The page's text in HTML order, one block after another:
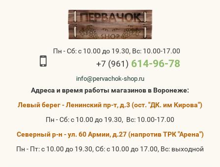
Пн - Сб: с 10.00 до 19.30, Вс: 10.00-17.00
+7 (961) 614-96-78
info@pervachok-shop.ru
Адреса и время работы магазинов в Воронеже:
Левый берег - Ленинский пр-т, д.3 (ост. "ДК. им Кирова")
Пн - Сб: с 10.00 до 19.30, Вс: 10.00-17.00
Северный р-н - ул. 60 Армии, д.27 (напротив ТРК "Арена")
Пн - Пт: с 10.00 до 19.30, Сб: с 10.00 до 17.00, Вс: выходной